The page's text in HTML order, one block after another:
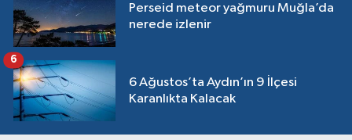
Perseid meteor yağmuru Muğla’da
nerede izlenir
6 Ağustos’ta Aydın’ın 9 İlçesi
Karanlıkta Kalacak
6